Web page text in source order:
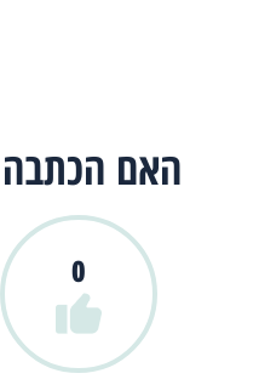
האם הכתבה
0